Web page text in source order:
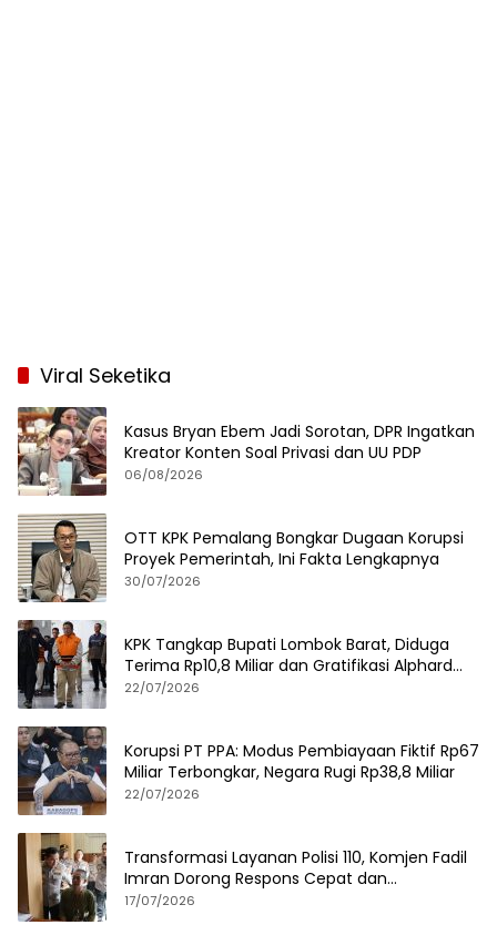
Viral Seketika
Kasus Bryan Ebem Jadi Sorotan, DPR Ingatkan
Kreator Konten Soal Privasi dan UU PDP
06/08/2026
OTT KPK Pemalang Bongkar Dugaan Korupsi
Proyek Pemerintah, Ini Fakta Lengkapnya
30/07/2026
KPK Tangkap Bupati Lombok Barat, Diduga
Terima Rp10,8 Miliar dan Gratifikasi Alphard
hingga iPhone 17 Pro
22/07/2026
Korupsi PT PPA: Modus Pembiayaan Fiktif Rp67
Miliar Terbongkar, Negara Rugi Rp38,8 Miliar
22/07/2026
Transformasi Layanan Polisi 110, Komjen Fadil
Imran Dorong Respons Cepat dan
Terintegrasi
17/07/2026